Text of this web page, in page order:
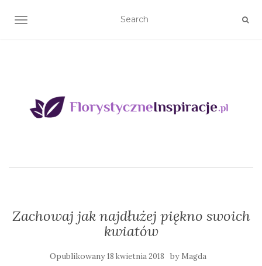
TOGGLE NAVIGATION
Zachowaj jak najdłużej piękno swoich
kwiatów
Opublikowany18 kwietnia 2018 by Magda